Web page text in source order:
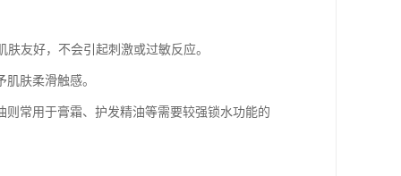
友好，不会引起刺激或过敏反应。
肤柔滑触感。
常用于膏霜、护发精油等需要较强锁水功能的